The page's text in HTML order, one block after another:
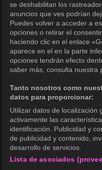
se deshabilitan los
anuncios que ves podrían
Puedes volver a acceder a
opciones o retirar el
haciendo clic en el enlace
aparece en el en la parte
opciones tendrán efecto
saber más, consulta nuestra
Tanto nosotros como
datos para proporcionar:
Utilizar datos de localización
activamente las
identificación. Publicidad y
de publicidad y contenido,
desarrollo de servicios.
Lista de asociados